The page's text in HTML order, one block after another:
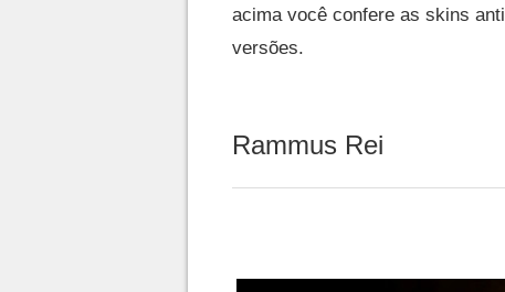
acima você confere as skins
versões.
Rammus Rei